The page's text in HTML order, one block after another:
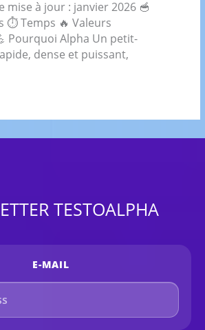
mise à jour : janvier 2026 🥣
⏱ Temps 🔥 Valeurs
Pourquoi Alpha Un petit-
dense et puissant,
TESTOALPHA
E-MAIL